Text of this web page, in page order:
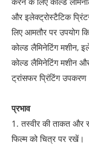
और इलेक्ट्रोस्टैटिक
लिए आमतौर पर उपयोग
कोल्ड लैमिनेटिंग मशीन,
कोल्ड लैमिनेटिंग मशीन
ट्रांसफर प्रिंटिंग
प्रभाव
1. तस्वीर की ताकत और
फिल्म को चित्र पर रखें।